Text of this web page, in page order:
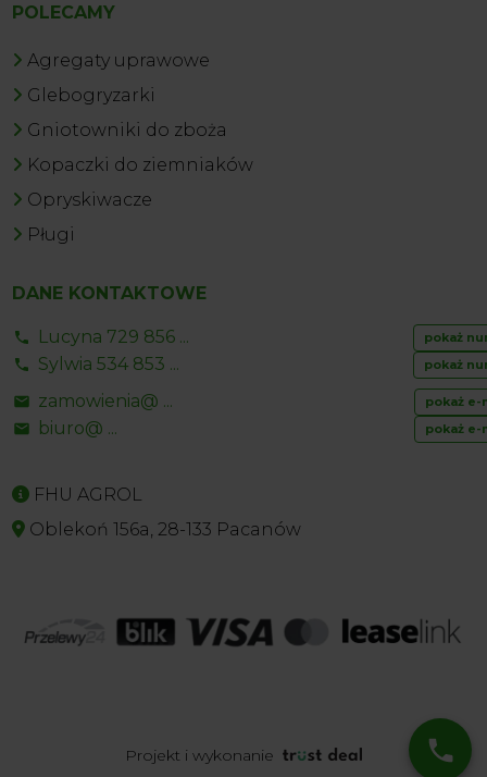
POLECAMY
Agregaty uprawowe
Glebogryzarki
Gniotowniki do zboża
Kopaczki do ziemniaków
Opryskiwacze
Pługi
DANE KONTAKTOWE
Lucyna 729 856 ... pokaż
Sylwia 534 853 ... pokaż
zamowienia@ ... pokaż e-
biuro@ ... pokaż e-
FHU AGROL
Oblekoń 156a, 28-133 Pacanów
Projekt i wykonanie